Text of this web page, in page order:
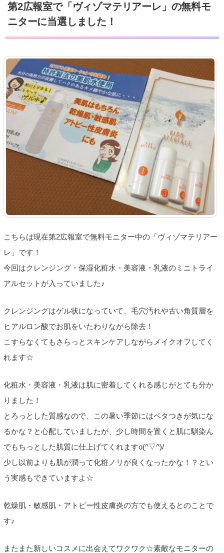
第2広報室で「ヴィゾマテリアーレ」の無料モ
ニターに当選しました！
こちらは現在第2広報室で無料モニター中の「ヴィゾマテリアー
レ」です！
今回はクレンジング・保湿化粧水・美容液・乳液のミニトライ
アルセットが入っていました♪
クレンジングはゲル状になっていて、毛穴汚れや古い角質層を
ヒアルロン酸でお肌をいたわりながら除去！
こすらなくてもさらっとスキンケアしながらメイクオフしてく
れます☆
化粧水・美容液・乳液は肌に密着してくれる感じがとても分か
りました！
とろっとした質感なので、この暑い季節にはベタつきが気にな
るかな？と心配していましたが、少し時間を置くと肌に馴染ん
でもちっとした肌質に仕上げてくれますo(^▽^)/
少し以前よりも肌が潤って化粧ノリが良くなったかな！？とい
う実感もできていますよ☆
乾燥肌・敏感肌・アトピー性皮膚炎の方でも使えるとのことで
す♪
またまた新しいコスメに出会えてワクワク☆素敵なモニターの